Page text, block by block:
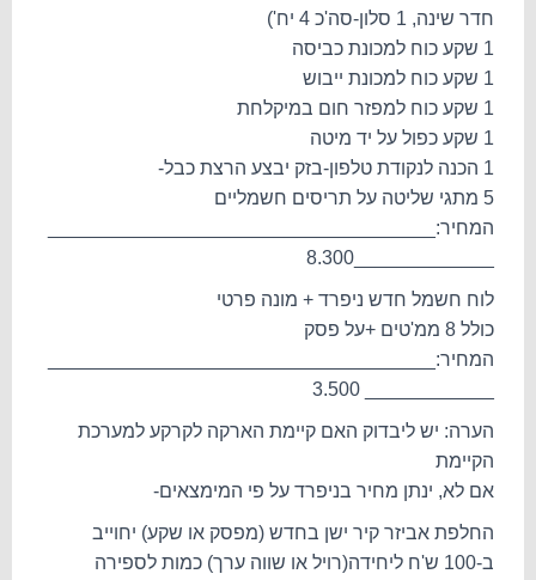
חדר שינה, 1 סלון-סה'כ 4 יח')
1 שקע כוח למכונת כביסה
1 שקע כוח למכונת ייבוש
1 שקע כוח למפזר חום במיקלחת
1 שקע כפול על יד מיטה
1 הכנה לנקודת טלפון-בזק יבצע הרצת כבל-
5 מתגי שליטה על תריסים חשמליים
המחיר:____________________________________
לוח חשמל חדש ניפרד + מונה פרטי
כולל 8 ממ'טים +על פסק
המחיר:____________________________________
הערה: יש ליבדוק האם קיימת הארקה לקרקע למערכת
הקיימת
אם לא, ינתן מחיר בניפרד על פי המימצאים-
החלפת אביזר קיר ישן בחדש (מפסק או שקע) יחוייב
ב-100 ש'ח ליחידה(רויל או שווה ערך) כמות לספירה